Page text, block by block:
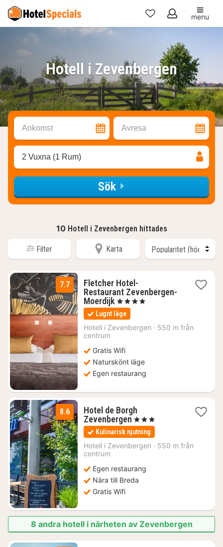
Mina
favoriter
menu
Hotell i Zevenbergen
Ankomst Avresa
2 Vuxna (1 Rum)
Sök
10 Hotell i Zevenbergen hittades
Filter Karta
7.7
Fletcher Hotel-
Restaurant Zevenbergen-
Moerdijk 1
natt
från
921
, 4 Stjärnor
Lugnt läge
Hotell i Zevenbergen · 550 m från
centrum
Gratis Wifi
Naturskönt läge
Egen restaurang
8.6
Hotel de Borgh
Zevenbergen 1
natt
från
1101
, 3 Stjärnor
Kulinarisk njutning
Hotell i Zevenbergen · 550 m från
centrum
Egen restaurang
Nära till Breda
Gratis Wifi
8 andra hotell i närheten av Zevenbergen